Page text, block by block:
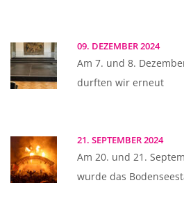
09. DEZEMBER 2024
Am 7. und 8.
durften wir erneut
21. SEPTEMBER 2024
Am 20. und 21.
wurde das